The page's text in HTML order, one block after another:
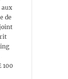
aux
de
100